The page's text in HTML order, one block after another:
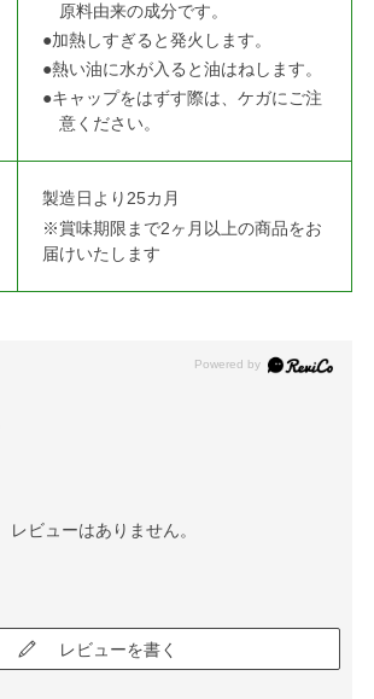
原料由来の成分です。
●加熱しすぎると発火します。
●熱い油に水が入ると油はねします。
●キャップをはずす際は、ケガにご注
意ください。
製造日より25カ月
※賞味期限まで2ヶ月以上の商品をお
届けいたします
レビューはありません。
レビューを書く